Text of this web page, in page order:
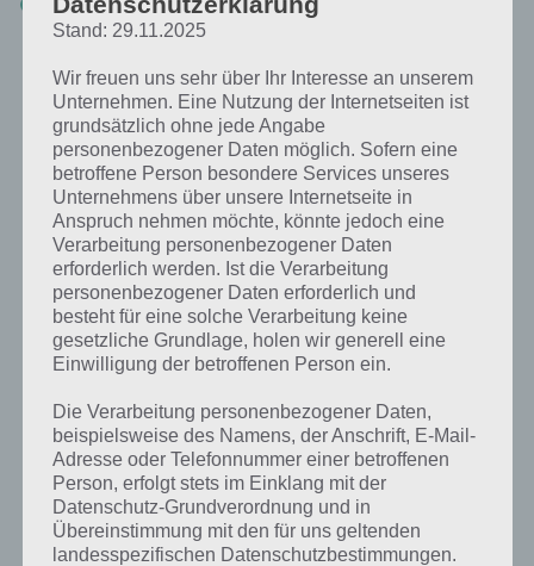
September 2024 !
Stand: 29.11.2025
Wir freuen uns sehr über Ihr Interesse an unserem
Unternehmen. Eine Nutzung der Internetseiten ist
grundsätzlich ohne jede Angabe
personenbezogener Daten möglich. Sofern eine
betroffene Person besondere Services unseres
Unternehmens über unsere Internetseite in
Anspruch nehmen möchte, könnte jedoch eine
Verarbeitung personenbezogener Daten
erforderlich werden. Ist die Verarbeitung
personenbezogener Daten erforderlich und
besteht für eine solche Verarbeitung keine
gesetzliche Grundlage, holen wir generell eine
Einwilligung der betroffenen Person ein.
Die Verarbeitung personenbezogener Daten,
beispielsweise des Namens, der Anschrift, E-Mail-
Adresse oder Telefonnummer einer betroffenen
Person, erfolgt stets im Einklang mit der
Datenschutz-Grundverordnung und in
Übereinstimmung mit den für uns geltenden
landesspezifischen Datenschutzbestimmungen.